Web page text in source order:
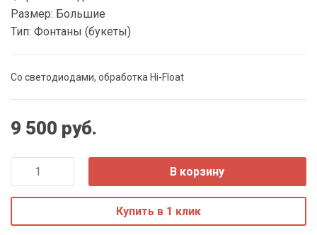
Размер: Большие
Тип: Фонтаны (букеты)
Со светодиодами, обработка Hi-Float
9 500 руб.
В корзину
Купить в 1 клик